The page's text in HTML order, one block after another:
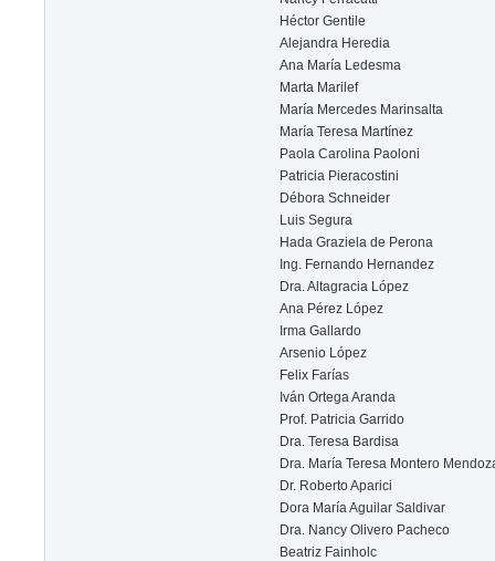
Héctor Gentile
Alejandra Heredia
Ana María Ledesma
Marta Marilef
María Mercedes Marinsalta
María Teresa Martínez
Paola Carolina Paoloni
Patricia Pieracostini
Débora Schneider
Luis Segura
Hada Graziela de Perona
Ing. Fernando Hernandez
Dra. Altagracia López
Ana Pérez López
Irma Gallardo
Arsenio López
Felix Farías
Iván Ortega Aranda
Prof. Patricia Garrido
Dra. Teresa Bardisa
Dra. María Teresa Montero
Dr. Roberto Aparici
Dora María Aguilar Saldivar
Dra. Nancy Olivero Pacheco
Beatriz Fainholc